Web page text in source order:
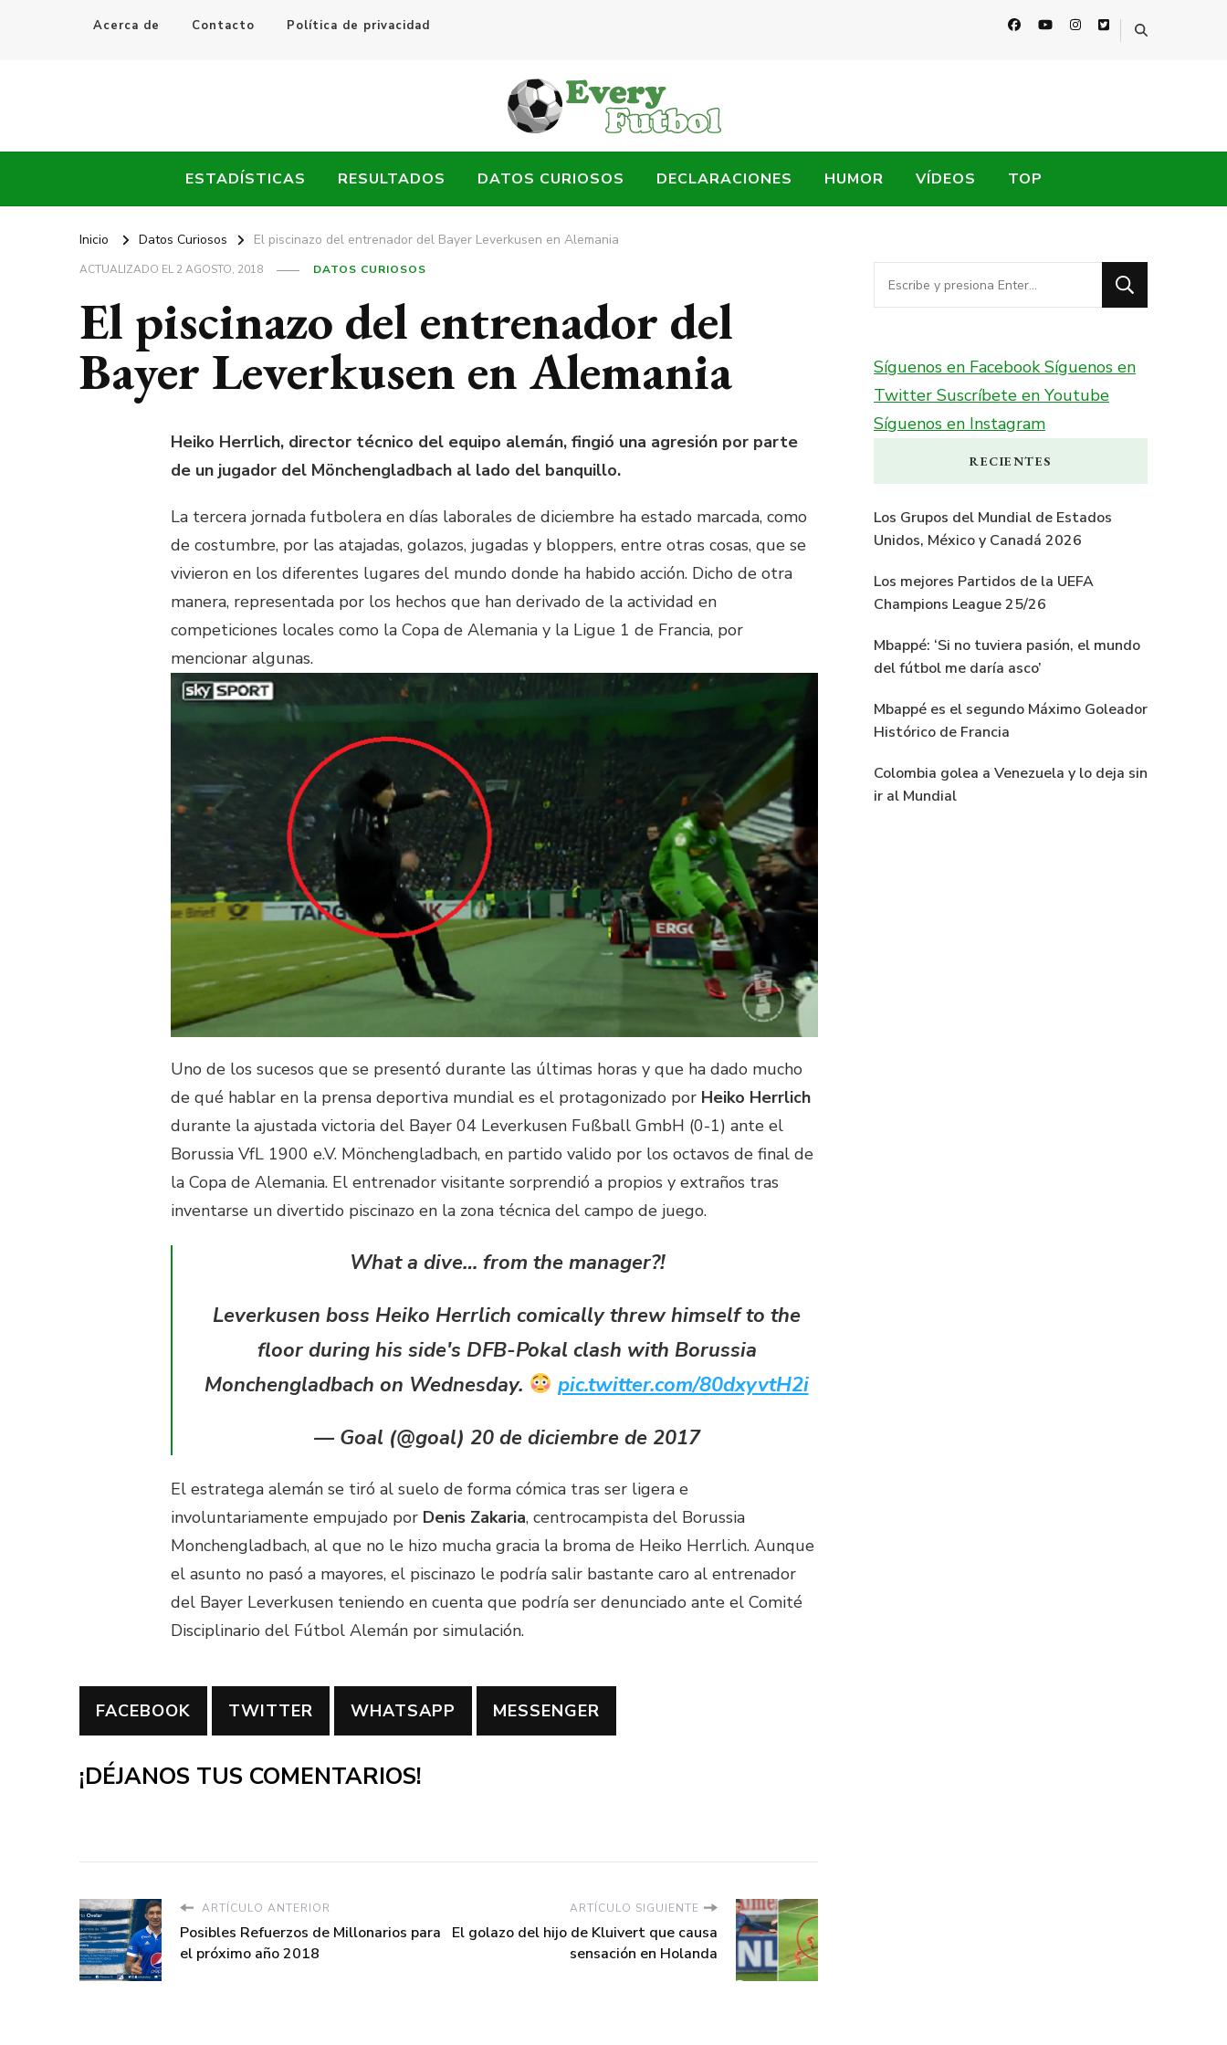
Acerca de Contacto Política de privacidad
Every Fútbol
ESTADÍSTICAS RESULTADOS DATOS CURIOSOS DECLARACIONES HUMOR VÍDEOS TOP
Inicio Datos Curiosos El piscinazo del entrenador del Bayer Leverkusen en Alemania
ACTUALIZADO EL2 AGOSTO, 2018 DATOS CURIOSOS
El piscinazo del entrenador del
Bayer Leverkusen en Alemania
Heiko Herrlich, director técnico del equipo alemán, fingió una agresión por parte
de un jugador del Mönchengladbach al lado del banquillo.
La tercera jornada futbolera en días laborales de diciembre ha estado marcada, como
de costumbre, por las atajadas, golazos, jugadas y bloppers, entre otras cosas, que se
vivieron en los diferentes lugares del mundo donde ha habido acción. Dicho de otra
manera, representada por los hechos que han derivado de la actividad en
competiciones locales como la Copa de Alemania y la Ligue 1 de Francia, por
mencionar algunas.
Uno de los sucesos que se presentó durante las últimas horas y que ha dado mucho
de qué hablar en la prensa deportiva mundial es el protagonizado por Heiko Herrlich
durante la ajustada victoria del Bayer 04 Leverkusen Fußball GmbH (0-1) ante el
Borussia VfL 1900 e.V. Mönchengladbach, en partido valido por los octavos de final de
la Copa de Alemania. El entrenador visitante sorprendió a propios y extraños tras
inventarse un divertido piscinazo en la zona técnica del campo de juego.
What a dive… from the manager?!
Leverkusen boss Heiko Herrlich comically threw himself to the
floor during his side's DFB-Pokal clash with Borussia
Monchengladbach on Wednesday.
pic.twitter.com/80dxyvtH2i
— Goal (@goal) 20 de diciembre de 2017
El estratega alemán se tiró al suelo de forma cómica tras ser ligera e
involuntariamente empujado por Denis Zakaria, centrocampista del Borussia
Monchengladbach, al que no le hizo mucha gracia la broma de Heiko Herrlich. Aunque
el asunto no pasó a mayores, el piscinazo le podría salir bastante caro al entrenador
del Bayer Leverkusen teniendo en cuenta que podría ser denunciado ante el Comité
Disciplinario del Fútbol Alemán por simulación.
FACEBOOK TWITTER WHATSAPP MESSENGER
¡DÉJANOS TUS COMENTARIOS!
ARTÍCULO ANTERIOR
Posibles Refuerzos de Millonarios para
el próximo año 2018
ARTÍCULO SIGUIENTE
El golazo del hijo de Kluivert que causa
sensación en Holanda
¿Buscas
algo?
Síguenos en FacebookSíguenos en
Twitter Suscríbete en Youtube
Síguenos en Instagram
RECIENTES
Los Grupos del Mundial de Estados
Unidos, México y Canadá 2026
Los mejores Partidos de la UEFA
Champions League 25/26
Mbappé: ‘Si no tuviera pasión, el mundo
del fútbol me daría asco’
Mbappé es el segundo Máximo Goleador
Histórico de Francia
Colombia golea a Venezuela y lo deja sin
ir al Mundial